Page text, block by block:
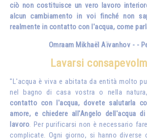
ciò non costituisce un vero lavoro
alcun cambiamento in voi finché non
realmente in contatto con l'acqua, come
Omraam Mikhaël Aïvanhov - -
Lavarsi
"L'acqua è viva e abitata da entità molto
nel bagno di casa vostra o nella
contatto con l'acqua, dovete salutarla
amore, e chiedere all'Angelo dell'acqua
lavoro. Per purificarsi non è necessario
complicate. Ogni giorno, si hanno diverse